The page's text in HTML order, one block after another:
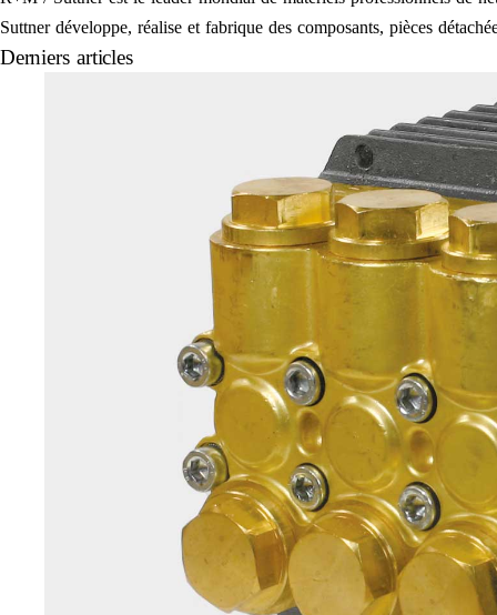
Suttner développe, réalise et fabrique des composants, pièces
Derniers articles